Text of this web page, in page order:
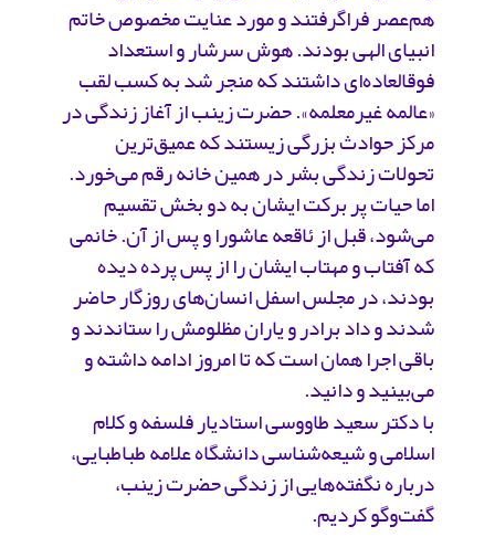
هم‌عصر فراگرفتند و مورد عنایت مخصوص خاتم
انبیای الهی بودند. هوش سرشار و استعداد
فوق‏العاده‌ای داشتند که منجر شد به کسب لقب
«عالمه غیرمعلمه». حضرت زینب از آغاز زندگی در
مرکز حوادث بزرگی زیستند که عمیق‌ترین
تحولات زندگی بشر در همین خانه رقم می‌خورد.
اما حیات پر برکت ایشان به دو بخش تقسیم
می‌شود، قبل از ئاقعه عاشورا و پس از آن. خانمی
که آفتاب و مهتاب ایشان را از پس پرده دیده
بودند، در مجلس اسفل انسان‌های روزگار حاضر
شدند و داد برادر و یاران مظلومش را ستاندند و
باقی اجرا همان است که تا امروز ادامه داشته و
می‌بینید و دانید.
با دکتر سعید طاووسی استادیار فلسفه و کلام
اسلامی و شیعه‌شناسی دانشگاه علامه طباطبایی،
درباره نگفته‌هایی از زندگی حضرت زینب،
گفت‌وگو کردیم.